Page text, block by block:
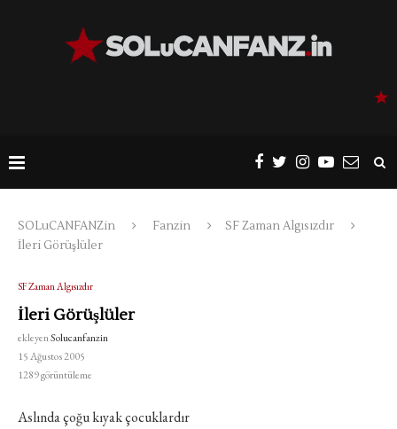
SOLuCANFANZin Fanzin
SF Zaman Algısızdır
İleri Görüşlüler
SF Zaman Algısızdır
İleri Görüşlüler
ekleyenSolucanfanzin
15 Ağustos 2005
1289görüntüleme
Aslında çoğu kıyak çocuklardır